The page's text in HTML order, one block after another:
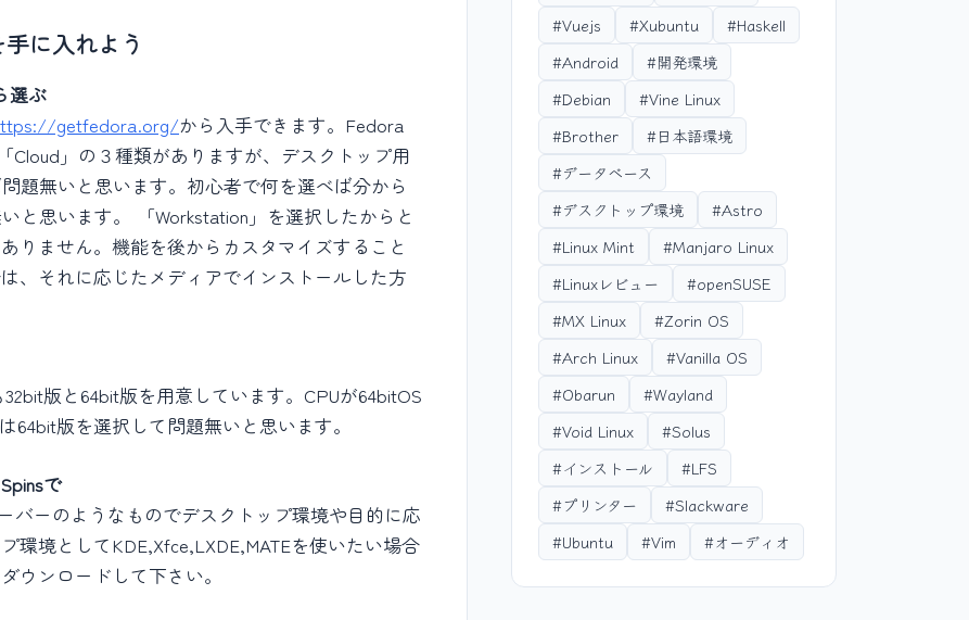
に入れよう
選ぶ
getfedora.org/から入手できます。Fedora
Cloud」の３種類がありますが、デスクトップ用
題無いと思います。初心者で何を選べば分から
と思います。 「Workstation」を選択したからと
りません。機能を後からカスタマイズすること
、それに応じたメディアでインストールした方
版と64bit版を用意しています。CPUが64bitOS
64bit版を選択して問題無いと思います。
で
バーのようなものでデスクトップ環境や目的に応
環境としてKDE,Xfce,LXDE,MATEを使いたい場合
ウンロードして下さい。
#Vuejs
#Xubuntu
#Haskell
#Android
#開発環境
#Debian
#Vine Linux
#Brother
#日本語環境
#データベース
#デスクトップ環境
#Astro
#Linux Mint
#Manjaro Linux
#Linuxレビュー
#openSUSE
#MX Linux
#Zorin OS
#Arch Linux
#Vanilla OS
#Obarun
#Wayland
#Void Linux
#Solus
#インストール
#LFS
#プリンター
#Slackware
#Ubuntu
#Vim #オーディオ